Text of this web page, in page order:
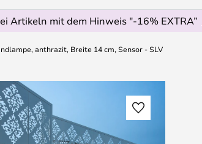
Artikeln mit dem Hinweis "-16% EXTRA”
anthrazit, Breite 14 cm, Sensor - SLV